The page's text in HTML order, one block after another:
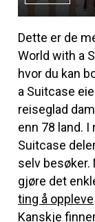
Dette er de
World with a
hvor du kan
a Suitcase
reiseglad
enn 78 land.
Suitcase
selv
gjøre det
ting å oppleve
Kanskje